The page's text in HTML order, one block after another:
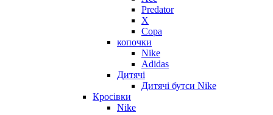
Predator
X
Copa
копочки
Nike
Adidas
Дитячі
Дитячі бутси Nike
Кросівки
Nike